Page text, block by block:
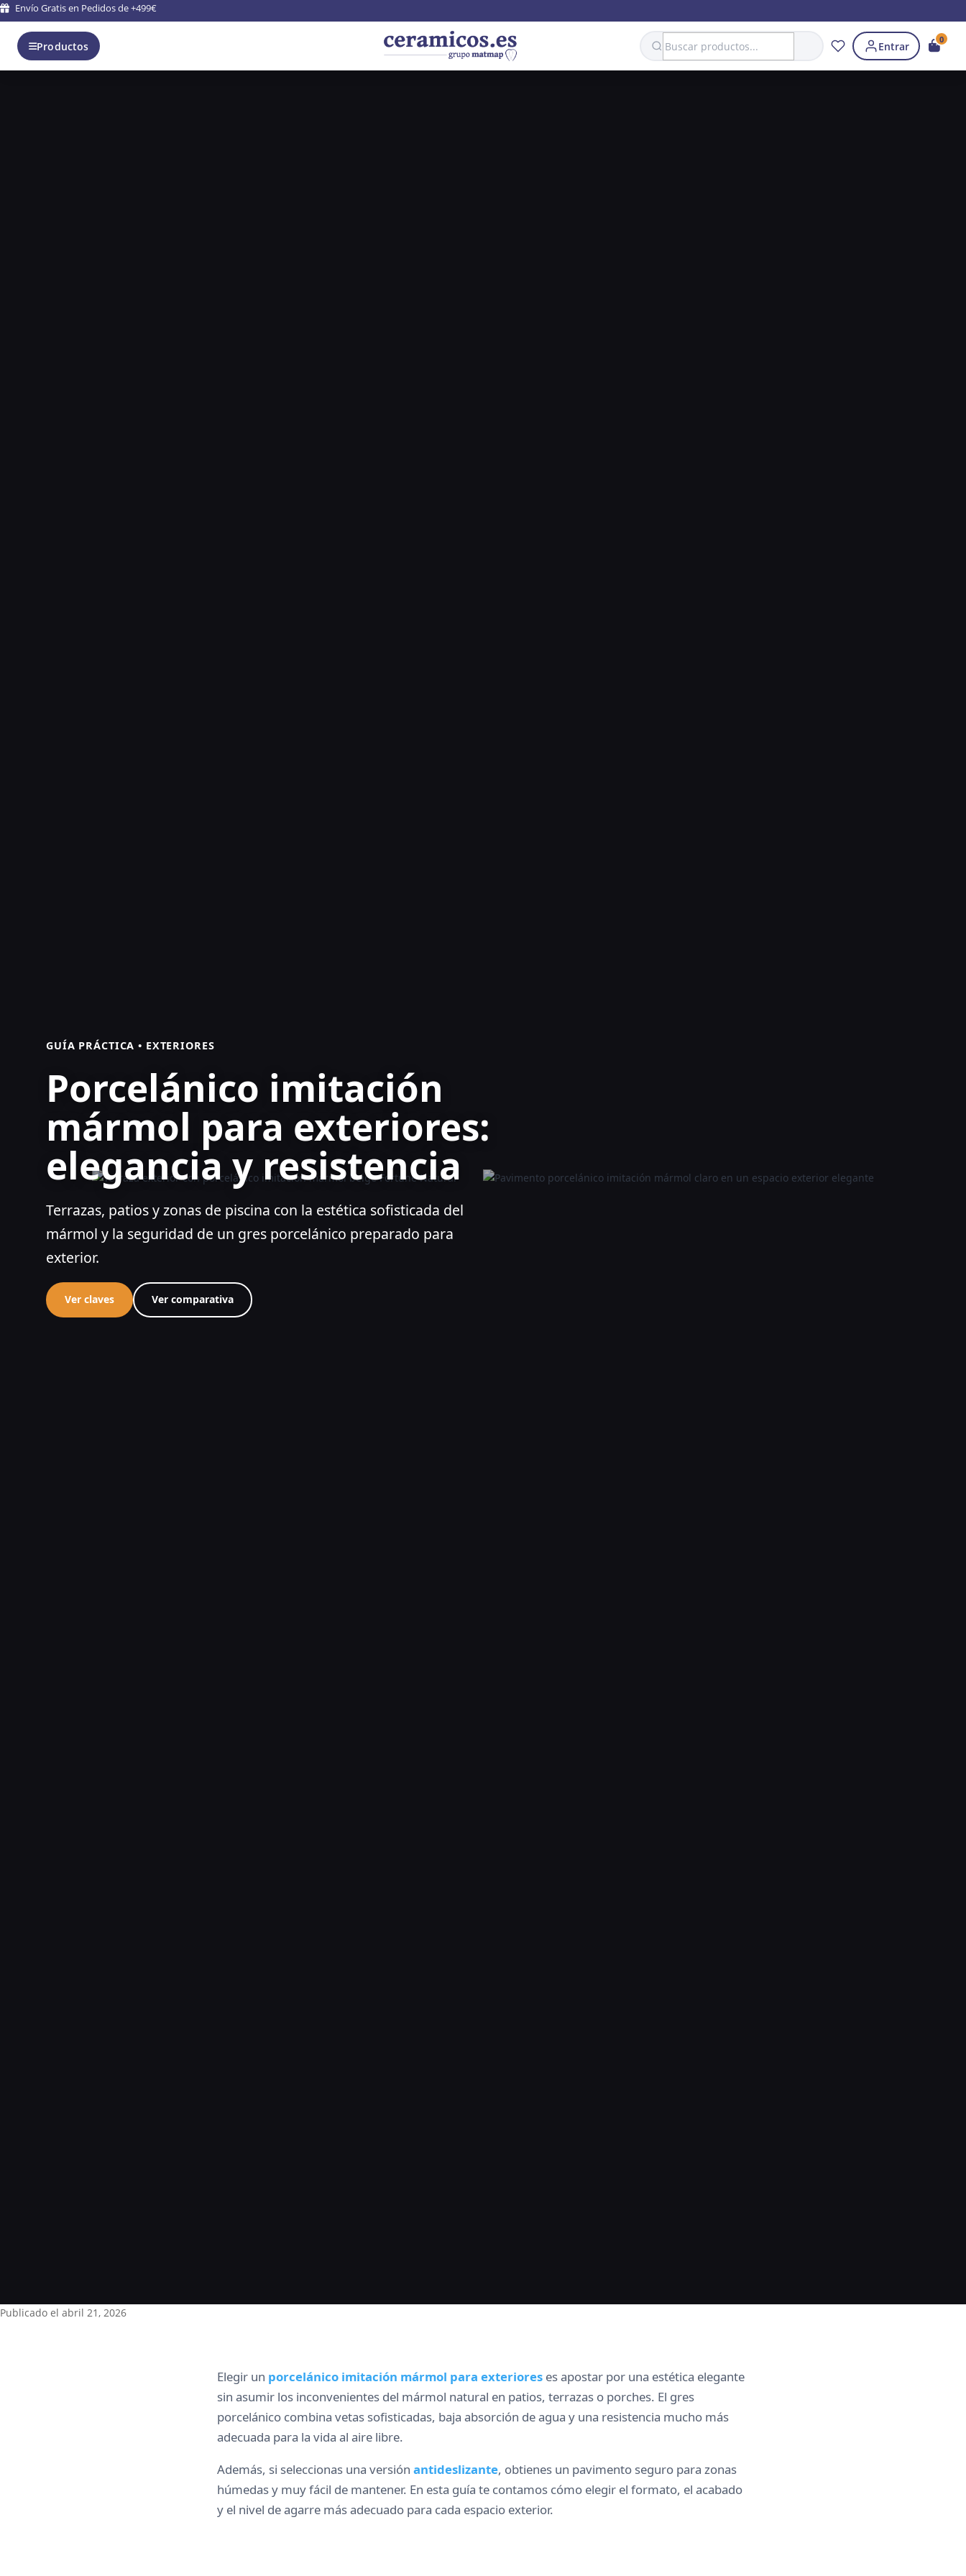
Envío Gratis en Pedidos de +499€
Productos Search Entrar
0
GUÍA PRÁCTICA • EXTERIORES
Porcelánico imitación
mármol para exteriores:
elegancia y resistencia
Terrazas, patios y zonas de piscina con la estética sofisticada del
mármol y la seguridad de un gres porcelánico preparado para
exterior.
Ver claves Ver comparativa
Publicado el abril 21, 2026
Elegir un porcelánico imitación mármol para exteriores es apostar por una estética elegante
sin asumir los inconvenientes del mármol natural en patios, terrazas o porches. El gres
porcelánico combina vetas sofisticadas, baja absorción de agua y una resistencia mucho más
adecuada para la vida al aire libre.
Además, si seleccionas una versión antideslizante, obtienes un pavimento seguro para zonas
húmedas y muy fácil de mantener. En esta guía te contamos cómo elegir el formato, el acabado
y el nivel de agarre más adecuado para cada espacio exterior.